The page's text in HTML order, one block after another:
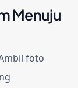
Menuju
foto